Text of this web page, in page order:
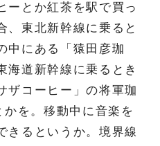
ーとか紅茶を駅で買っ
、東北新幹線に乗ると
中にある「猿田彦珈
海道新幹線に乗るとき
ザコーヒー」の将軍珈
を。移動中に音楽を
きるというか。境界線